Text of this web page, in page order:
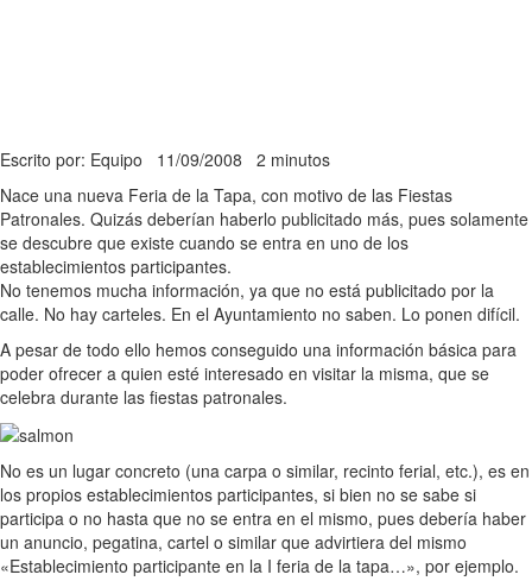
Escrito por: Equipo 11/09/2008 2 minutos
Nace una nueva Feria de la Tapa, con motivo de las Fiestas
Patronales. Quizás deberían haberlo publicitado más, pues solamente
se descubre que existe cuando se entra en uno de los
establecimientos participantes.
No tenemos mucha información, ya que no está publicitado por la
calle. No hay carteles. En el Ayuntamiento no saben. Lo ponen difícil.
A pesar de todo ello hemos conseguido una información básica para
poder ofrecer a quien esté interesado en visitar la misma, que se
celebra durante las fiestas patronales.
No es un lugar concreto (una carpa o similar, recinto ferial, etc.), es en
los propios establecimientos participantes, si bien no se sabe si
participa o no hasta que no se entra en el mismo, pues debería haber
un anuncio, pegatina, cartel o similar que advirtiera del mismo
«Establecimiento participante en la I feria de la tapa…», por ejemplo.